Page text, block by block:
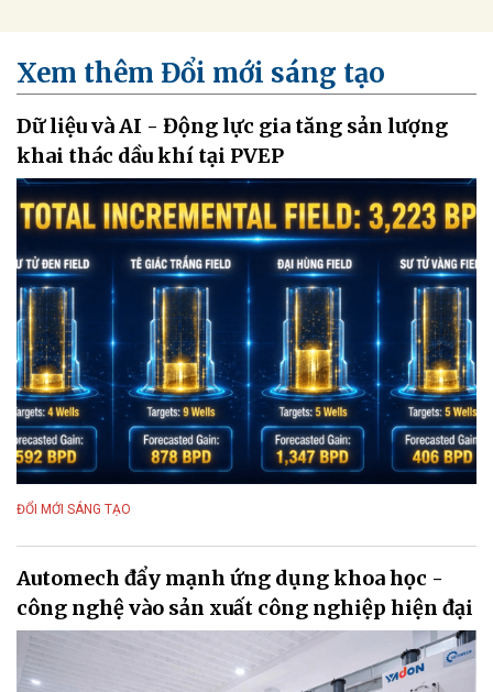
Xem thêm Đổi mới sáng tạo
Dữ liệu và AI - Động lực gia tăng sản lượng
khai thác dầu khí tại PVEP
ĐỔI MỚI SÁNG TẠO
Automech đẩy mạnh ứng dụng khoa học -
công nghệ vào sản xuất công nghiệp hiện đại